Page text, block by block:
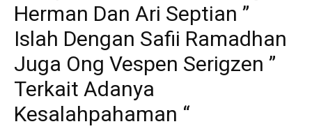
Herman Dan Ari Septian ”
Islah Dengan Safii Ramadhan
Juga Ong Vespen Serigzen ”
Terkait Adanya
Kesalahpahaman “